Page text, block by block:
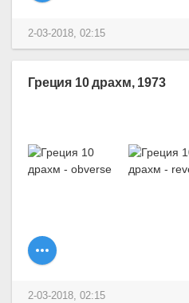
2-03-2018, 02:15
Греция 10 драхм, 1973
2-03-2018, 02:15